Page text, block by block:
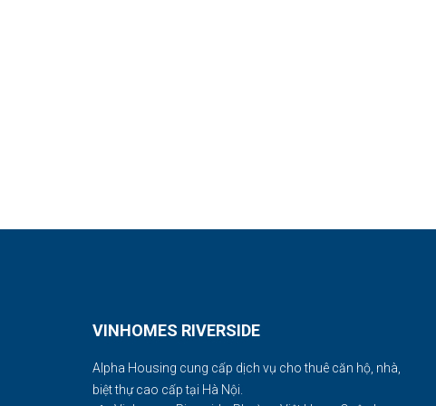
VINHOMES RIVERSIDE
Alpha Housing cung cấp dịch vụ cho thuê căn hộ, nhà,
biệt thự cao cấp tại Hà Nội.